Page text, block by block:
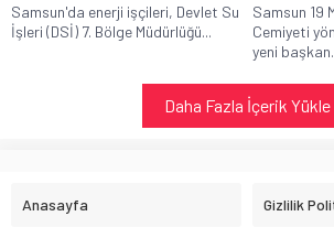
Samsun'da enerji işçileri, Devlet Su
İşleri (DSİ) 7. Bölge Müdürlüğü...
Samsun 19
Cemiyeti
yeni
Daha Fazla İçerik Yükle
Anasayfa Gizlilik